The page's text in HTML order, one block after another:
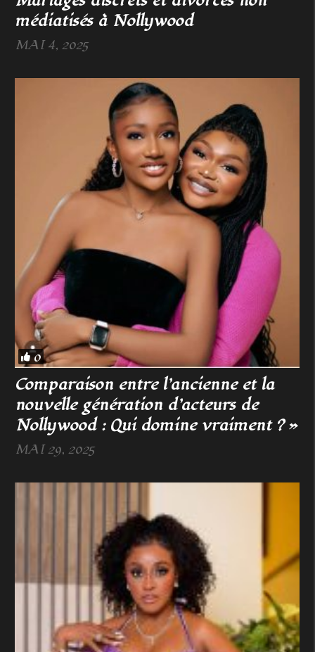
médiatisés à Nollywood
MAI 4, 2025
0
Comparaison entre l’ancienne et la
nouvelle génération d’acteurs de
Nollywood : Qui domine vraiment ? »
MAI 29, 2025